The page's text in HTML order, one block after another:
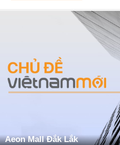
Aeon Mall Đắk Lắk